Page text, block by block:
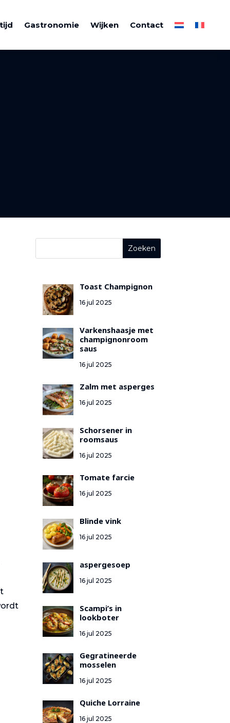
Gastronomie Wijken Contact
Toast Champignon
16 jul 2025
Varkenshaasje met
champignonroom
saus
16 jul 2025
Zalm met asperges
16 jul 2025
Schorsener in
roomsaus
16 jul 2025
Tomate farcie
16 jul 2025
Blinde vink
16 jul 2025
aspergesoep
16 jul 2025
Scampi’s in
lookboter
16 jul 2025
Gegratineerde
mosselen
16 jul 2025
Quiche Lorraine
16 jul 2025